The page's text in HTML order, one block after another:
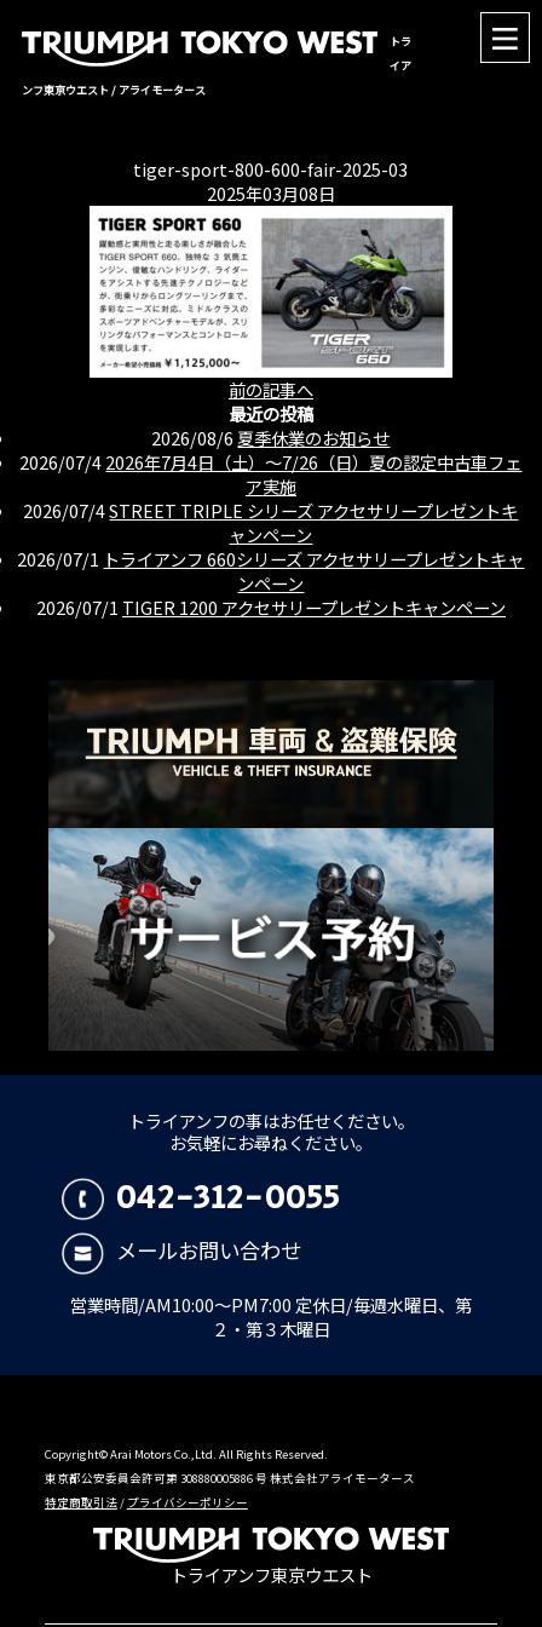
トラ
イア
ンフ東京ウエスト / アライモータース
tiger-sport-800-600-fair-2025-03
2025年03月08日
前の記事へ
最近の投稿
2026/08/6 夏季休業のお知らせ
2026/07/42026年7月4日（土）〜7/26（日）夏の認定中古車フェ
ア実施
2026/07/4STREET TRIPLE シリーズ アクセサリープレゼントキ
ャンペーン
2026/07/1 トライアンフ 660シリーズ アクセサリープレゼントキャ
ンペーン
2026/07/1 TIGER 1200 アクセサリープレゼントキャンペーン
トライアンフの事はお任せください。
お気軽にお尋ねください。
042-312-0055
メールお問い合わせ
営業時間/AM10:00～PM7:00 定休日/毎週水曜日、第
２・第３木曜日
Copyright© Arai Motors Co.,Ltd. All Rights Reserved.
東京都公安委員会許可第 308880005886 号 株式会社アライモータース
特定商取引法/ プライバシーポリシー
トライアンフ東京ウエスト